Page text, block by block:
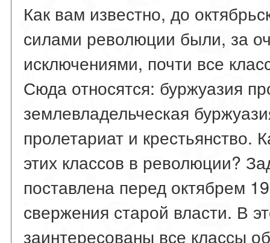
Как вам известно, до
силами революции были, за
исключениями, почти все
Сюда относятся: буржуазия
землевладельческая
пролетариат и крестьянство.
этих классов в революции?
поставлена перед октябрем
свержения старой власти. В
заинтересованы все классы